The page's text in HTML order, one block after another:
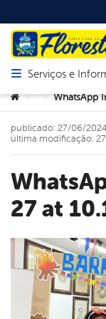
Abrir menu
Serviços e
Você está aqui:
> > WhatsApp
WhatsApp Image 2024-06-
27 at
publicado: 27/06/
última modificação: